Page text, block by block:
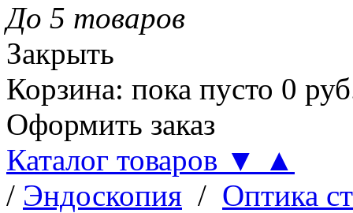
До 5 товаров
Закрыть
Корзина: пока пусто 0
Оформить заказ
Каталог товаров ▼
▲
/ Эндоскопия / Оптика